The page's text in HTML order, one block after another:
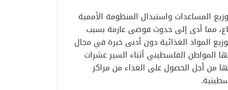
المساعدات واستبدال المنظومة الأممية
مما أدى إلى حدوث فوضى عارمة بسبب
من 400 لـ 4 نقاط فقط لتوزيع المواد الغذائية دون أدنى خبرة في مجال
المواطن الفلسطيني أثناء السير عشرات
من أجل الحصول على الغذاء من مراكز